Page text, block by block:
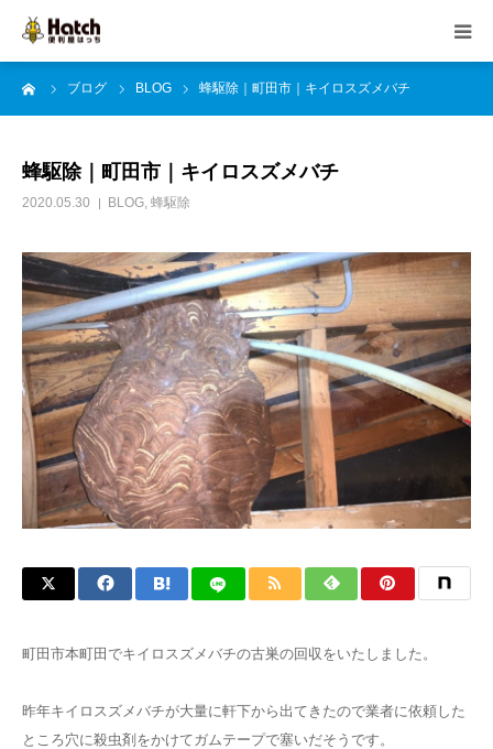
ブログ BLOG 蜂駆除｜町田市｜キイロスズメバチ
蜂駆除｜町田市｜キイロスズメバチ
2020.05.30 BLOG, 蜂駆除
町田市本町田でキイロスズメバチの古巣の回収をいたしました。
昨年キイロスズメバチが大量に軒下から出てきたので業者に依頼した
ところ穴に殺虫剤をかけてガムテープで塞いだそうです。
HOME
ご依頼の流れ
よくある質問
ブログ